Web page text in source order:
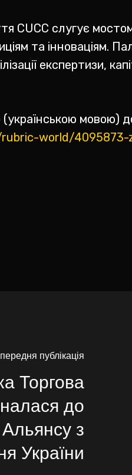
CUCC слугує
та інноваціям.
експертизи,
(українською мовою)
world/
публікація
Торгова
до
з
України